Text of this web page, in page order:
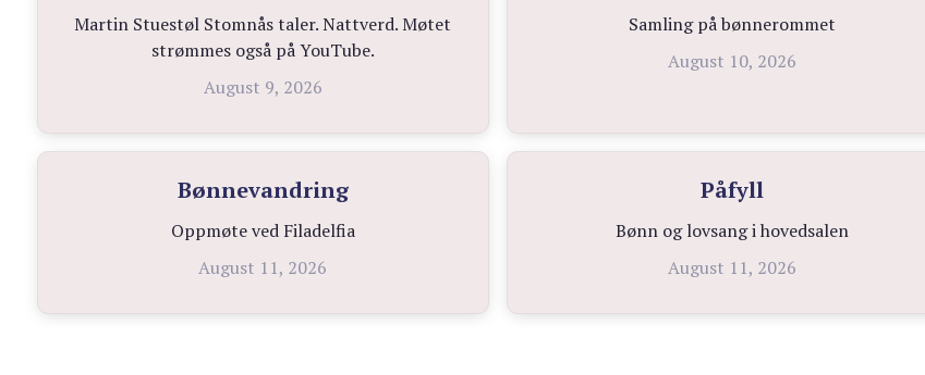
Martin Stuestøl Stomnås taler. Nattverd. Møtet
strømmes også på YouTube.
August 9, 2026
Samling på bønnerommet
August 10, 2026
Bønnevandring
Oppmøte ved Filadelfia
August 11, 2026
Påfyll
Bønn og lovsang i hovedsalen
August 11, 2026